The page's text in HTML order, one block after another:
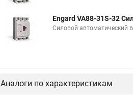
Engard VA88-31S-32
Силовой автоматический
Аналоги по характеристикам